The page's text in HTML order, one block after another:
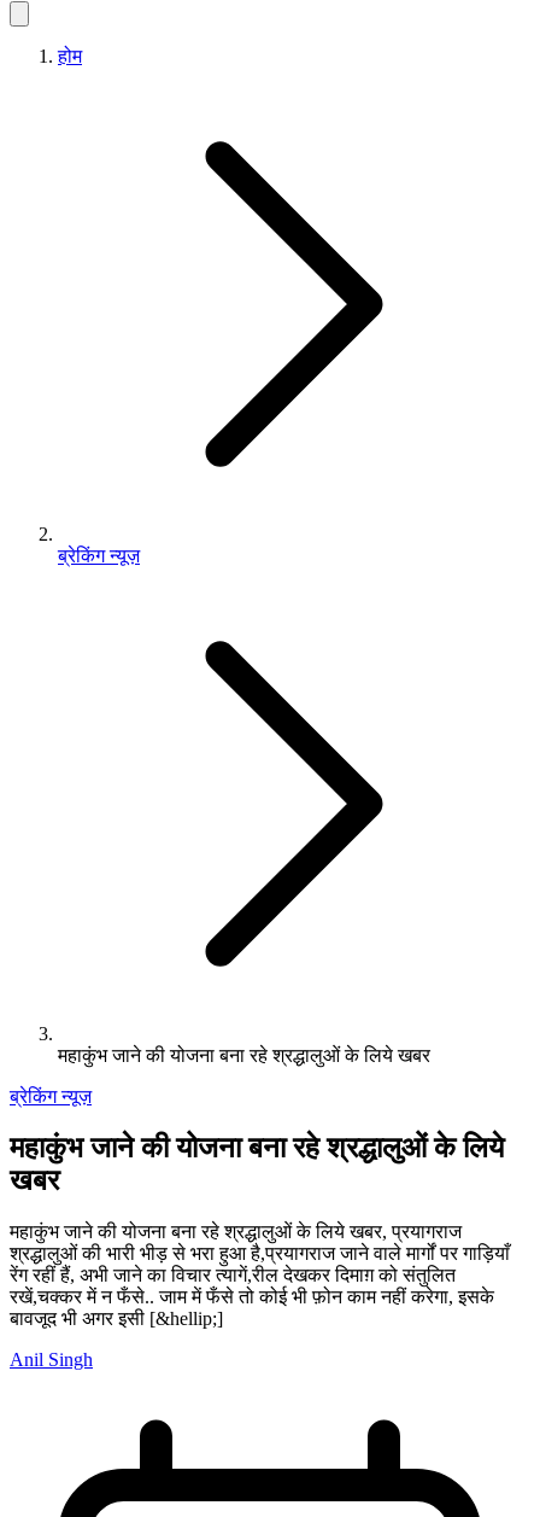
होम
ब्रेकिंग न्यूज़
महाकुंभ जाने की योजना बना रहे श्रद्धालुओं के लिये खबर
ब्रेकिंग न्यूज़
महाकुंभ जाने की योजना बना रहे श्रद्धालुओं के लिये
खबर
महाकुंभ जाने की योजना बना रहे श्रद्धालुओं के लिये खबर, प्रयागराज
श्रद्धालुओं की भारी भीड़ से भरा हुआ है,प्रयागराज जाने वाले मार्गों पर गाड़ियाँ
रेंग रहीं हैं, अभी जाने का विचार त्यागें,रील देखकर दिमाग़ को संतुलित
रखें,चक्कर में न फँसे.. जाम में फँसे तो कोई भी फ़ोन काम नहीं करेगा, इसके
बावजूद भी अगर इसी [&hellip;]
Anil Singh